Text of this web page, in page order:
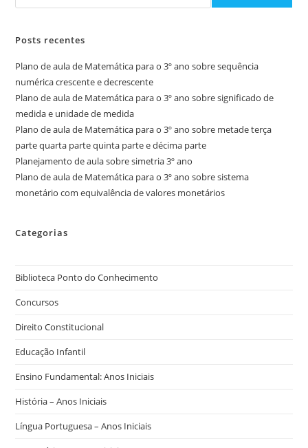
Posts recentes
Plano de aula de Matemática para o 3º ano sobre sequência
numérica crescente e decrescente
Plano de aula de Matemática para o 3º ano sobre significado de
medida e unidade de medida
Plano de aula de Matemática para o 3º ano sobre metade terça
parte quarta parte quinta parte e décima parte
Planejamento de aula sobre simetria 3º ano
Plano de aula de Matemática para o 3º ano sobre sistema
monetário com equivalência de valores monetários
Categorias
Biblioteca Ponto do Conhecimento
Concursos
Direito Constitucional
Educação Infantil
Ensino Fundamental: Anos Iniciais
História – Anos Iniciais
Língua Portuguesa – Anos Iniciais